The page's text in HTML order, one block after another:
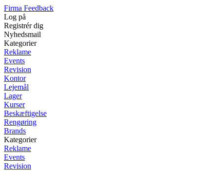
Firma Feedback
Log på
Registrér dig
Nyhedsmail
Kategorier
Reklame
Events
Revision
Kontor
Lejemål
Lager
Kurser
Beskæftigelse
Rengøring
Brands
Kategorier
Reklame
Events
Revision